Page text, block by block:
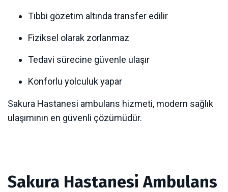
Tıbbi gözetim altında transfer edilir
Fiziksel olarak zorlanmaz
Tedavi sürecine güvenle ulaşır
Konforlu yolculuk yapar
Sakura Hastanesi ambulans hizmeti, modern sağlık
ulaşımının en güvenli çözümüdür.
Sakura Hastanesi Ambulans